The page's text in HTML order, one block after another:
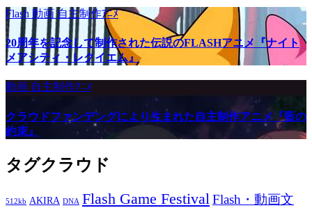
Flash 動画自主制作ｱﾆﾒ
20周年を記念して制作された伝説のFLASHアニメ『ナイト
メアシティ・レクイエム』
動画 自主制作ｱﾆﾒ
クラウドファンデングにより生まれた自主制作アニメ『藍の
約束』
タグクラウド
512kb AKIRA DNA Flash Game Festival Flash・動画文